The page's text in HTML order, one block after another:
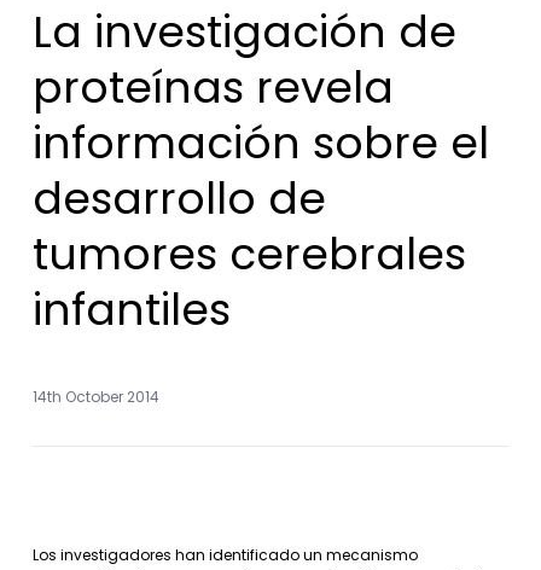
La investigación de
proteínas revela
información sobre el
desarrollo de
tumores cerebrales
infantiles
14th October 2014
Los investigadores han identificado un mecanismo